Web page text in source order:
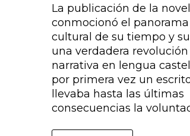
La publicación de la
conmocionó el panorama
cultural de su tiempo y
una verdadera revolución
narrativa en lengua
por primera vez un
llevaba hasta las últimas
consecuencias la